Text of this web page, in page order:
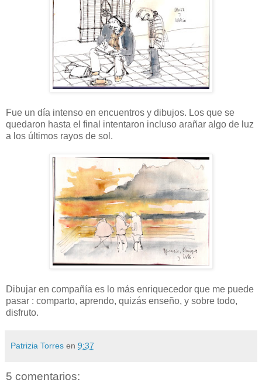
Fue un día intenso en encuentros y dibujos. Los que se
quedaron hasta el final intentaron incluso arañar algo de luz
a los últimos rayos de sol.
Dibujar en compañía es lo más enriquecedor que me puede
pasar : comparto, aprendo, quizás enseño, y sobre todo,
disfruto.
Patrizia Torres en 9:37
5 comentarios: